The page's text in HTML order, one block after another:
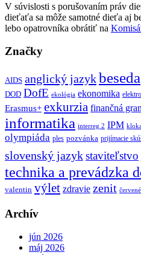
V súvislosti s porušovaním práv
dieťaťa sa môže samotné dieťa aj
lebo opatrovníka obrátiť na
Značky
AIDS anglický jazykbeseda
DOD DofE ekológia ekonomika
Erasmus+ exkurzia finančná
informatika interreg 2 IPM
olympiáda ples pozvánka prijímacie
slovenský jazykstaviteľstvo
technika a prevádzka
valentin výlet zdravie zenit
Archív
jún 2026
máj 2026